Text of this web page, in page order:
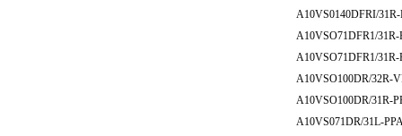
A10VS0140DFRI/
A10VSO71DFR1/31R-
A10VSO71DFR1/31R-
A10VSO100DR/32R-
A10VSO100DR/31R-
A10VS071DR/31L-